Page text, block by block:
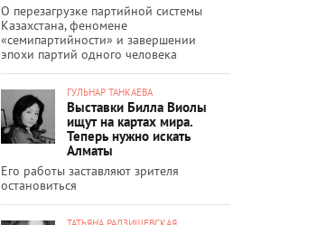
О перезагрузке партийной системы
Казахстана, феномене
«семипартийности» и завершении
эпохи партий одного человека
ГУЛЬНАР ТАНКАЕВА
Выставки Билла Виолы
ищут на картах мира.
Теперь нужно искать
Алматы
Его работы заставляют зрителя
остановиться